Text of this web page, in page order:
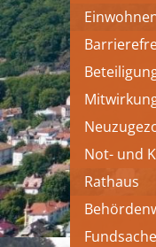
Not- und
Rathaus